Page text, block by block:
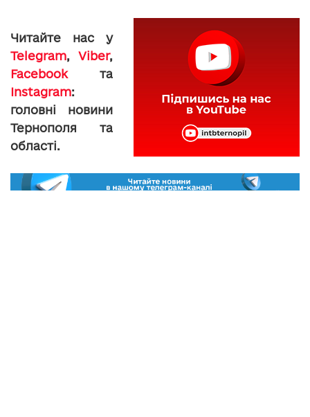
Читайте нас у
Telegram, Viber,
Facebookта
Instagram:
головні новини
Тернополя та
області.